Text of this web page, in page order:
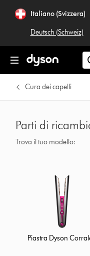
Italiano (Svizzera)
Deutsch (Schweiz)
Cura dei capelli
Parti di
Trova il tuo modello:
Piastra Dyson